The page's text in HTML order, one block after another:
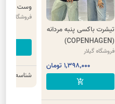
تیشرت باکسی پنبه مردانه
(COPENHAGEN)
فروشگاه گیلار
1,398,000 تومان
add_shopping_cart
وست
فروشگاه گیلار
شناسه